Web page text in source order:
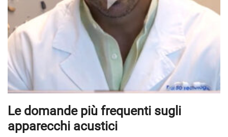
Le domande più frequenti sugli
apparecchi acustici